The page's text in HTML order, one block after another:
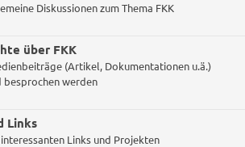
Diskussionen zum Thema FKK
über FKK
(Artikel, Dokumentationen u.ä.)
werden
Links
Links und Projekten